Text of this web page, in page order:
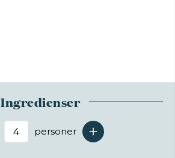
Ingredienser
Antal serveringer
personer